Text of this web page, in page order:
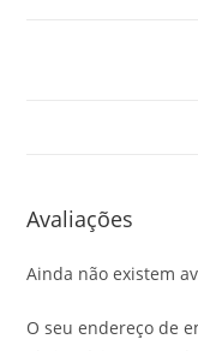
Avaliações
Ainda não existem
O seu endereço de